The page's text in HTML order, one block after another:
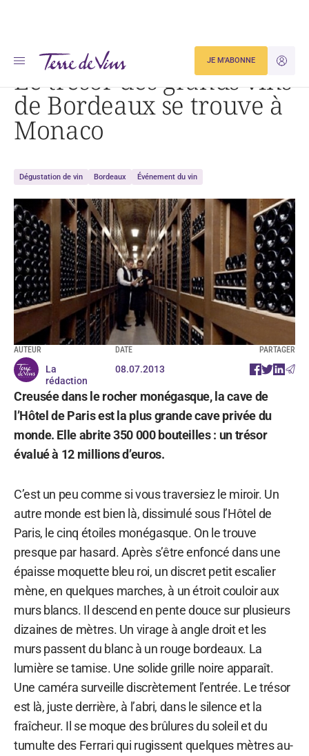
JE
JE M'ABONNE
Accueil Le trésor des grands vins de Bordeaux se trouve à Monaco
Le trésor des grands vins
de Bordeaux se trouve à
Monaco
Dégustation de vin Bordeaux Événement du vin
AUTEUR
La
rédaction
DATE
08.07.2013
PARTAGER
Creusée dans le rocher monégasque, la cave de
l’Hôtel de Paris est la plus grande cave privée du
monde. Elle abrite 350 000 bouteilles : un trésor
évalué à 12 millions d’euros.
C’est un peu comme si vous traversiez le miroir. Un
autre monde est bien là, dissimulé sous l’Hôtel de
Paris, le cinq étoiles monégasque. On le trouve
presque par hasard. Après s’être enfoncé dans une
épaisse moquette bleu roi, un discret petit escalier
mène, en quelques marches, à un étroit couloir aux
murs blancs. Il descend en pente douce sur plusieurs
dizaines de mètres. Un virage à angle droit et les
murs passent du blanc à un rouge bordeaux. La
lumière se tamise. Une solide grille noire apparaît.
Une caméra surveille discrètement l’entrée. Le trésor
est là, juste derrière, à l’abri, dans le silence et la
fraîcheur. Il se moque des brûlures du soleil et du
tumulte des Ferrari qui rugissent quelques mètres au-